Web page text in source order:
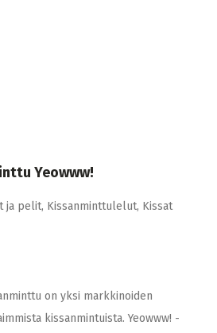
Yeowww!
ja pelit, Kissanminttulelut, Kissat
on yksi markkinoiden
kissanmintuista. Yeowww! -